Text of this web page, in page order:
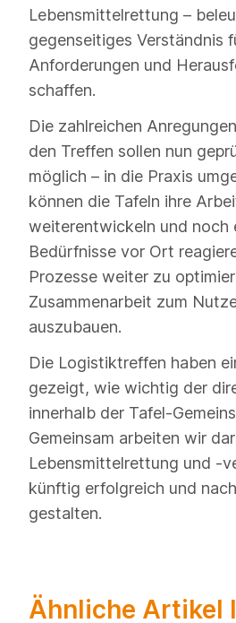
Lebensmittelrettung –
gegenseitiges Verständnis
Anforderungen und
schaffen.
Die zahlreichen
den Treffen sollen nun
möglich – in die Praxis
können die Tafeln ihre
weiterentwickeln und noch
Bedürfnisse vor Ort
Prozesse weiter zu
Zusammenarbeit zum
auszubauen.
Die Logistiktreffen haben
gezeigt, wie wichtig der
innerhalb der Tafel-
Gemeinsam arbeiten wir
Lebensmittelrettung und -
künftig erfolgreich und
gestalten.
Ähnliche Artikel